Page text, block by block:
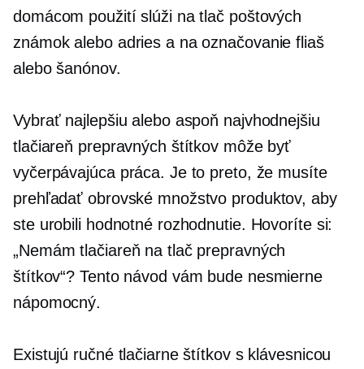
domácom použití slúži na tlač poštových
známok alebo adries a na označovanie fliaš
alebo šanónov.
Vybrať najlepšiu alebo aspoň najvhodnejšiu
tlačiareň prepravných štítkov môže byť
vyčerpávajúca práca. Je to preto, že musíte
prehľadať obrovské množstvo produktov, aby
ste urobili hodnotné rozhodnutie. Hovoríte si:
„Nemám tlačiareň na tlač prepravných
štítkov“? Tento návod vám bude nesmierne
nápomocný.
Existujú ručné tlačiarne štítkov s klávesnicou